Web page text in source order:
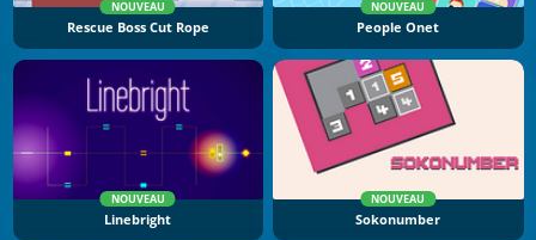
NOUVEAU
Rescue Boss Cut Rope
NOUVEAU
People Onet
NOUVEAU
Linebright
NOUVEAU
Sokonumber